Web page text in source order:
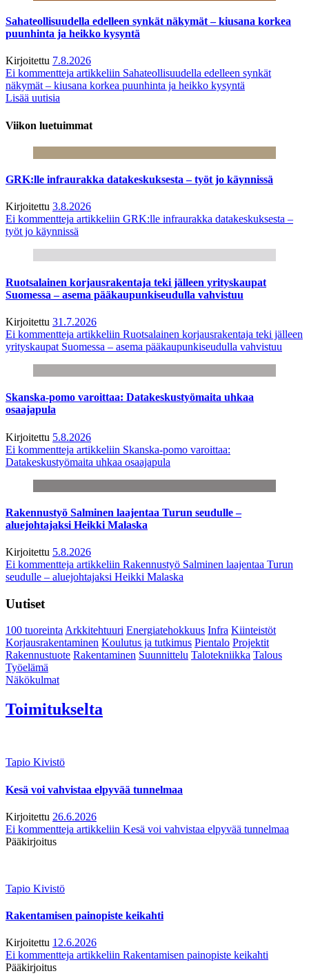
Sahateollisuudella edelleen synkät näkymät – kiusana korkea
puunhinta ja heikko kysyntä
Kirjoitettu 7.8.2026
Ei kommentteja artikkeliin Sahateollisuudella edelleen synkät
näkymät – kiusana korkea puunhinta ja heikko kysyntä
Lisää uutisia
Viikon luetuimmat
GRK:lle infraurakka datakeskuksesta – työt jo käynnissä
Kirjoitettu 3.8.2026
Ei kommentteja artikkeliin GRK:lle infraurakka datakeskuksesta –
työt jo käynnissä
Ruotsalainen korjausrakentaja teki jälleen yrityskaupat
Suomessa – asema pääkaupunkiseudulla vahvistuu
Kirjoitettu 31.7.2026
Ei kommentteja artikkeliin Ruotsalainen korjausrakentaja teki jälleen
yrityskaupat Suomessa – asema pääkaupunkiseudulla vahvistuu
Skanska-pomo varoittaa: Datakeskustyömaita uhkaa
osaajapula
Kirjoitettu 5.8.2026
Ei kommentteja artikkeliin Skanska-pomo varoittaa:
Datakeskustyömaita uhkaa osaajapula
Rakennustyö Salminen laajentaa Turun seudulle –
aluejohtajaksi Heikki Malaska
Kirjoitettu 5.8.2026
Ei kommentteja artikkeliin Rakennustyö Salminen laajentaa Turun
seudulle – aluejohtajaksi Heikki Malaska
Uutiset
100 tuoreintaArkkitehtuuri Energiatehokkuus Infra Kiinteistöt
Korjausrakentaminen Koulutus ja tutkimus Pientalo Projektit
Rakennustuote Rakentaminen Suunnittelu Talotekniikka Talous
Työelämä
Näkökulmat
Toimitukselta
Tapio Kivistö
Kesä voi vahvistaa elpyvää tunnelmaa
Kirjoitettu 26.6.2026
Ei kommentteja artikkeliin Kesä voi vahvistaa elpyvää tunnelmaa
Pääkirjoitus
Tapio Kivistö
Rakentamisen painopiste keikahti
Kirjoitettu 12.6.2026
Ei kommentteja artikkeliin Rakentamisen painopiste keikahti
Pääkirjoitus